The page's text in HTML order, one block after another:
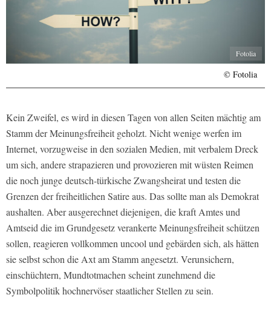
Fotolia
© Fotolia
Kein Zweifel, es wird in diesen Tagen von allen Seiten mächtig am
Stamm der Meinungsfreiheit geholzt. Nicht wenige werfen im
Internet, vorzugweise in den sozialen Medien, mit verbalem Dreck
um sich, andere strapazieren und provozieren mit wüsten Reimen
die noch junge deutsch-türkische Zwangsheirat und testen die
Grenzen der freiheitlichen Satire aus. Das sollte man als Demokrat
aushalten. Aber ausgerechnet diejenigen, die kraft Amtes und
Amtseid die im Grundgesetz verankerte Meinungsfreiheit schützen
sollen, reagieren vollkommen uncool und gebärden sich, als hätten
sie selbst schon die Axt am Stamm angesetzt. Verunsichern,
einschüchtern, Mundtotmachen scheint zunehmend die
Symbolpolitik hochnervöser staatlicher Stellen zu sein.